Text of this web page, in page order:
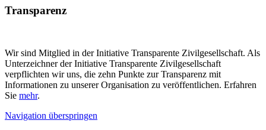
Transparenz
Wir sind Mitglied in der Initiative Transparente Zivilgesellschaft. Als
Unterzeichner der Initiative Transparente Zivilgesellschaft
verpflichten wir uns, die zehn Punkte zur Transparenz mit
Informationen zu unserer Organisation zu veröffentlichen. Erfahren
Sie mehr.
Navigation überspringen